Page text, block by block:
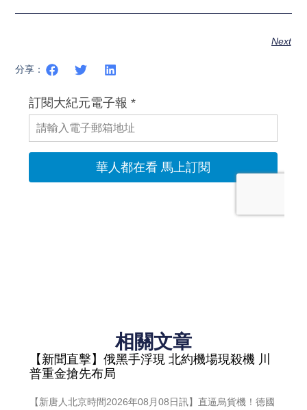
Next
分享：
相關文章
【新聞直擊】俄黑手浮現 北約機場現殺機 川
普重金搶先布局
【新唐人北京時間2026年08月08日訊】直逼烏貨機！德國